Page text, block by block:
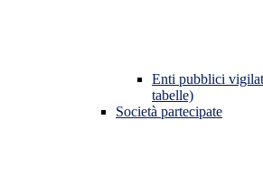
Enti pubblici
tabelle)
Società partecipate